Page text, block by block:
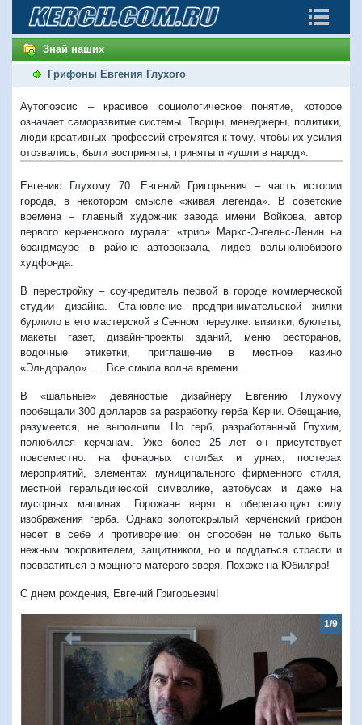
Знай наших
Грифоны Евгения Глухого
Аутопоэсис – красивое социологическое понятие, которое
означает саморазвитие системы. Творцы, менеджеры, политики,
люди креативных профессий стремятся к тому, чтобы их усилия
отозвались, были восприняты, приняты и «ушли в народ».
Евгению Глухому 70. Евгений Григорьевич – часть истории
города, в некотором смысле «живая легенда». В советские
времена – главный художник завода имени Войкова, автор
первого керченского мурала: «трио» Маркс-Энгельс-Ленин на
брандмауре в районе автовокзала, лидер вольнолюбивого
худфонда.
В перестройку – соучредитель первой в городе коммерческой
студии дизайна. Становление предпринимательской жилки
бурлило в его мастерской в Сенном переулке: визитки, буклеты,
макеты газет, дизайн-проекты зданий, меню ресторанов,
водочные этикетки, приглашение в местное казино
«Эльдорадо»… . Все смыла волна времени.
В «шальные» девяностые дизайнеру Евгению Глухому
пообещали 300 долларов за разработку герба Керчи. Обещание,
разумеется, не выполнили. Но герб, разработанный Глухим,
полюбился керчанам. Уже более 25 лет он присутствует
повсеместно: на фонарных столбах и урнах, постерах
мероприятий, элементах муниципального фирменного стиля,
местной геральдической символике, автобусах и даже на
мусорных машинах. Горожане верят в оберегающую силу
изображения герба. Однако золотокрылый керченский грифон
несет в себе и противоречие: он способен не только быть
нежным покровителем, защитником, но и поддаться страсти и
превратиться в мощного матерого зверя. Похоже на Юбиляра!
С днем рождения, Евгений Григорьевич!
1/9
Предыдущий